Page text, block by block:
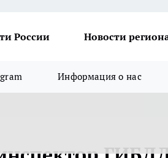
России Новости
Информация о нас